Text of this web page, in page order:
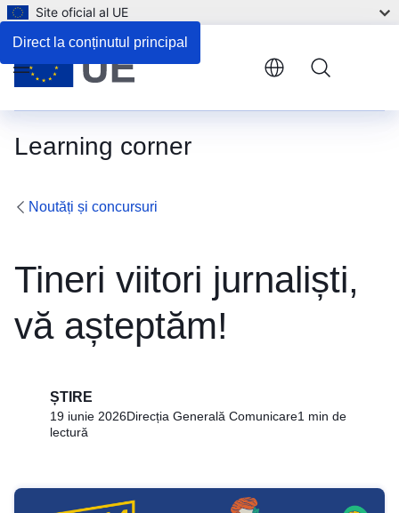
Direct la conținutul principal
Site oficial al UE
Learning corner
Menu
Noutăți și concursuri
Tineri viitori jurnaliști,
vă așteptăm!
ȘTIRE
19 iunie 2026Direcția Generală Comunicare1 min de
lectură